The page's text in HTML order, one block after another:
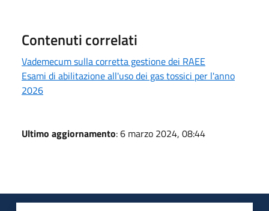
Contenuti correlati
Vademecum sulla corretta gestione dei RAEE
Esami di abilitazione all'uso dei gas tossici per l'anno
2026
Ultimo aggiornamento: 6 marzo 2024, 08:44